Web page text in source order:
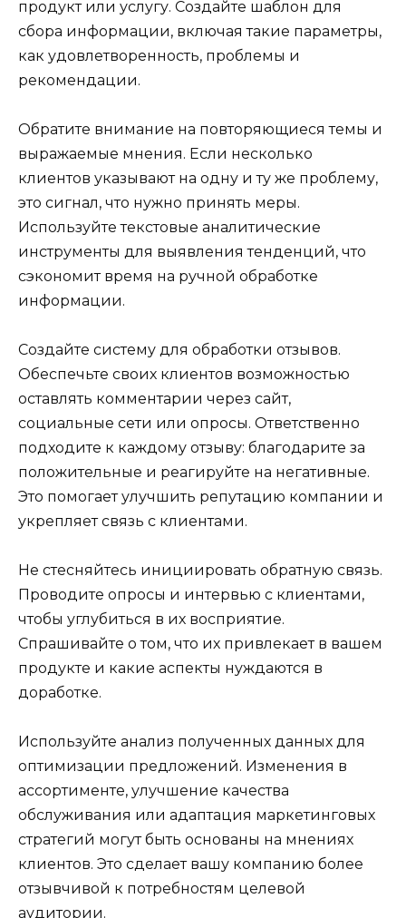
продукт или услугу. Создайте шаблон для
сбора информации, включая такие параметры,
как удовлетворенность, проблемы и
рекомендации.
Обратите внимание на повторяющиеся темы и
выражаемые мнения. Если несколько
клиентов указывают на одну и ту же проблему,
это сигнал, что нужно принять меры.
Используйте текстовые аналитические
инструменты для выявления тенденций, что
сэкономит время на ручной обработке
информации.
Создайте систему для обработки отзывов.
Обеспечьте своих клиентов возможностью
оставлять комментарии через сайт,
социальные сети или опросы. Ответственно
подходите к каждому отзыву: благодарите за
положительные и реагируйте на негативные.
Это помогает улучшить репутацию компании и
укрепляет связь с клиентами.
Не стесняйтесь инициировать обратную связь.
Проводите опросы и интервью с клиентами,
чтобы углубиться в их восприятие.
Спрашивайте о том, что их привлекает в вашем
продукте и какие аспекты нуждаются в
доработке.
Используйте анализ полученных данных для
оптимизации предложений. Изменения в
ассортименте, улучшение качества
обслуживания или адаптация маркетинговых
стратегий могут быть основаны на мнениях
клиентов. Это сделает вашу компанию более
отзывчивой к потребностям целевой
аудитории.